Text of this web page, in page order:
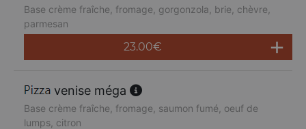
Base crème fraîche, fromage, gorgonzola, brie, chèvre,
parmesan
23.00€
venise méga
Base crème fraîche, fromage, saumon fumé, oeuf de
lumps, citron